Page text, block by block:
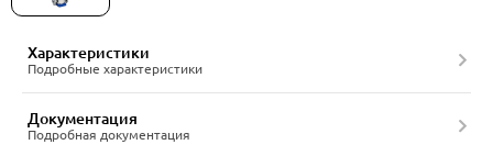
Характеристики
Подробные характеристики
Документация
Подробная документация